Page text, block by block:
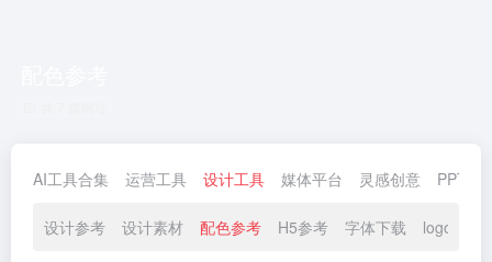
AI工具合集 运营工具 设计工具 媒体平台 灵感创意 PPT模
设计参考 设计素材 配色参考 H5参考 字体下载 logo设计